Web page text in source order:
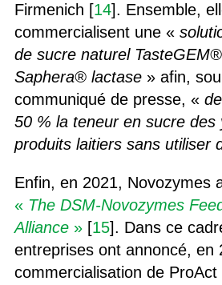
Firmenich [14]. Ensemble,
commercialisent une «
de sucre naturel
Saphera® lactase» afin,
communiqué de presse, «
50 % la teneur en sucre
produits laitiers sans utiliser
Enfin, en 2021, Novozymes
« The DSM-Novozymes
Alliance»[15]. Dans ce
entreprises ont annoncé, en
commercialisation de ProAct